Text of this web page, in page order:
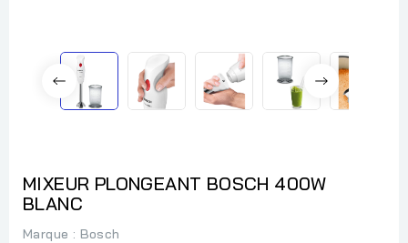
MIXEUR PLONGEANT BOSCH 400W
BLANC
Marque : Bosch